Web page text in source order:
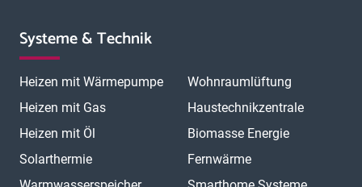
Systeme & Technik
Heizen mit Wärmepumpe
Heizen mit Gas
Heizen mit Öl
Solarthermie
Wohnraumlüftung
Haustechnikzentrale
Biomasse Energie
Fernwärme